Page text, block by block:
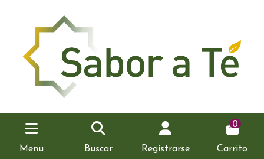
Menu Buscar Registrarse
0
Carrito